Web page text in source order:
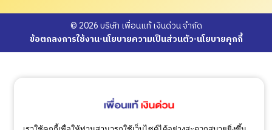
© 2026 บริษัท เพื่อนแท้ เงินด่วน จำกัด
ข้อตกลงการใช้งาน•นโยบายความเป็นส่วนตัว•นโยบายคุกกี้